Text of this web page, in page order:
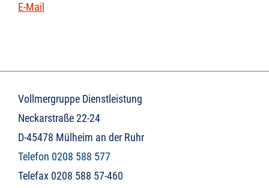
E-Mail
Vollmergruppe Dienstleistung
Neckarstraße 22-24
D-45478 Mülheim an der Ruhr
Telefon 0208 588 577
Telefax 0208 588 57-460